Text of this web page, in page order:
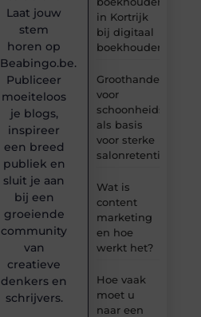
in Kortrijk
bij digitaal
boekhouden?
Groothandel
voor
als basis
voor sterke
salonretentie
Wat is
content
marketing
en hoe
werkt het?
Hoe vaak
moet u
naar een
Laat jouw
stem
horen op
Beabingo.be.
Publiceer
moeiteloos
je blogs,
inspireer
een breed
publiek en
sluit je aan
bij een
groeiende
community
van
creatieve
denkers en
schrijvers.